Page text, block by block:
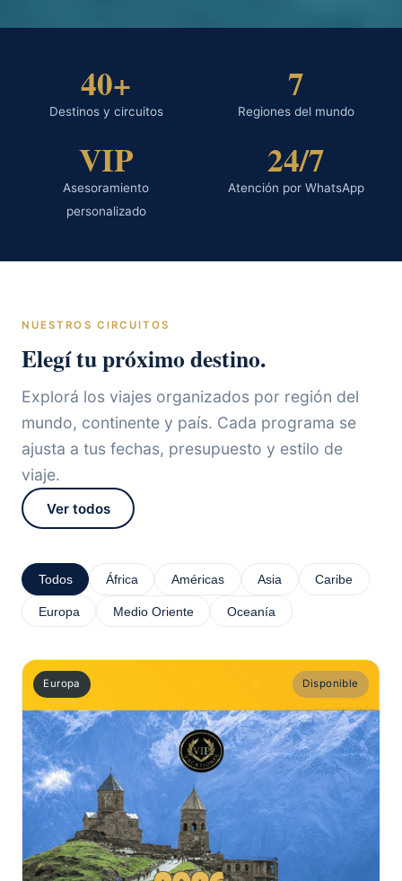
40+
Destinos y circuitos
7
Regiones del mundo
VIP
Asesoramiento
personalizado
24/7
Atención por WhatsApp
NUESTROS CIRCUITOS
Elegí tu próximo destino.
Explorá los viajes organizados por región del
mundo, continente y país. Cada programa se
ajusta a tus fechas, presupuesto y estilo de
viaje.
Ver todos
Todos África Américas Asia Caribe
Europa Medio Oriente Oceanía
Europa Disponible